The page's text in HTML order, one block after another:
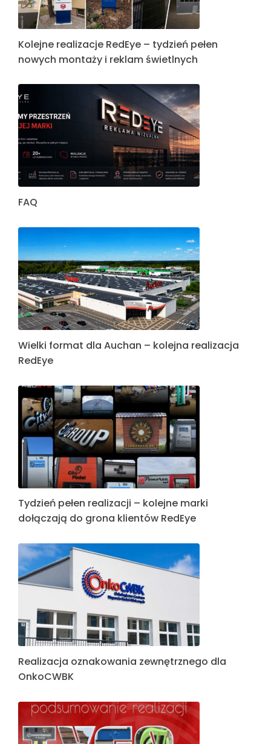
Kolejne realizacje RedEye – tydzień pełen
nowych montaży i reklam świetlnych
FAQ
Wielki format dla Auchan – kolejna realizacja
RedEye
Tydzień pełen realizacji – kolejne marki
dołączają do grona klientów RedEye
Realizacja oznakowania zewnętrznego dla
OnkoCWBK